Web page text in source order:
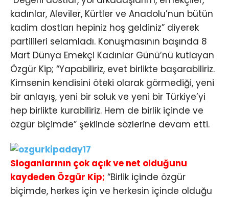
kadınlar, Aleviler, Kürtler ve Anadolu’nun bütün
kadim dostları hepiniz hoş geldiniz” diyerek
partilileri selamladı. Konuşmasının başında 8
Mart Dünya Emekçi Kadınlar Günü’nü kutlayan
Özgür Kip; “Yapabiliriz, evet birlikte başarabiliriz.
Kimsenin kendisini öteki olarak görmediği, yeni
bir anlayış, yeni bir soluk ve yeni bir Türkiye’yi
hep birlikte kurabiliriz. Hem de birlik içinde ve
özgür biçimde” şeklinde sözlerine devam etti.
Sloganlarının çok açık ve net olduğunu
kaydeden Özgür Kip; “Birlik içinde özgür
biçimde, herkes için ve herkesin içinde olduğu